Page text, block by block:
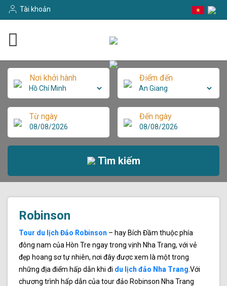
Tài khoản
Nơi khởi hành Điểm đến
Từ ngày Đến ngày
Tìm kiếm
Robinson
Tour du lịch Đảo Robinson – hay Bích Đầm thuộc phía
đông nam của Hòn Tre ngay trong vịnh Nha Trang, với vẻ
đẹp hoang sơ tự nhiên, nơi đây được xem là một trong
những địa điểm hấp dẫn khi đi du lịch đảo Nha Trang .Với
chương trình hấp dẫn của tour đảo Robinson Nha Trang